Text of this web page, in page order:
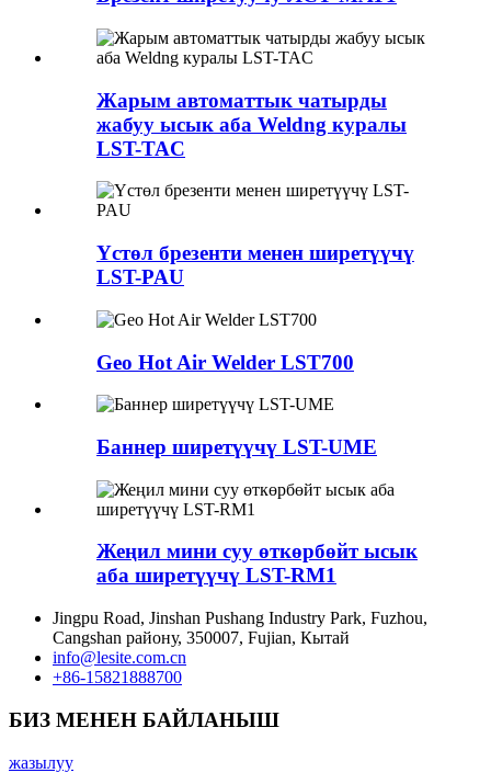
Жарым автоматтык чатырды
жабуу ысык аба Weldng куралы
LST-TAC
Үстөл брезенти менен ширетүүчү
LST-PAU
Geo Hot Air Welder LST700
Баннер ширетүүчү LST-UME
Жеңил мини суу өткөрбөйт ысык
аба ширетүүчү LST-RM1
Jingpu Road, Jinshan Pushang Industry Park, Fuzhou,
Cangshan району, 350007, Fujian, Кытай
info@lesite.com.cn
+86-15821888700
БИЗ МЕНЕН БАЙЛАНЫШ
жазылуу